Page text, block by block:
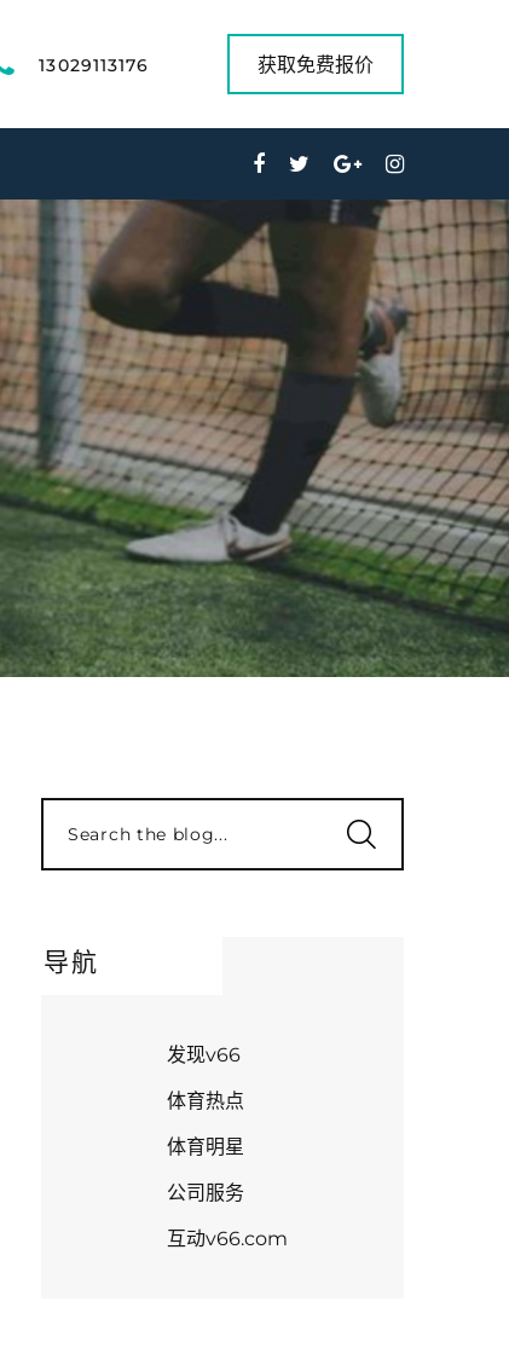
13029113176 获取免费报价
Search the blog...
导航
发现v66
体育热点
体育明星
公司服务
互动v66.com